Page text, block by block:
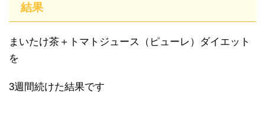
結果
まいたけ茶＋トマトジュース（ピューレ）ダイエット
を
3週間続けた結果です